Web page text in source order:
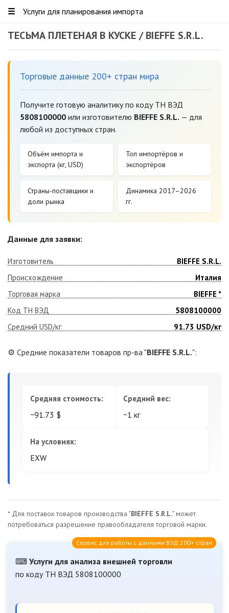
☰ Услуги для планирования импорта
ТЕСЬМА ПЛЕТЕНАЯ В КУСКЕ / BIEFFE S.R.L.
Торговые данные 200+ стран мира
Получите готовую аналитику по коду ТН ВЭД
5808100000 или изготовителю BIEFFE S.R.L. — для
любой из доступных стран.
Объём импорта и
экспорта (кг, USD)
Топ импортёров и
экспортёров
Страны-поставщики и
доли рынка
Динамика 2017–2026
гг.
Данные для заявки:
Изготовитель
BIEFFE S.R.L.
Происхождение
Италия
Торговая марка
BIEFFE *
Код ТН ВЭД
5808100000
Средний USD/кг
91.73 USD/кг
⚙️ Средние показатели товаров пр-ва "BIEFFE S.R.L.":
Средняя стоимость:
~91.73 $
Средний вес:
~1 кг
На условиях:
EXW
* Для поставок товаров производства "BIEFFE S.R.L." может
потребоваться разрешение правообладателя торговой марки.
⌨ Услуги для анализа внешней торговли
по коду ТН ВЭД 5808100000
Сервис для работы с данными ВЭД 200+ стран